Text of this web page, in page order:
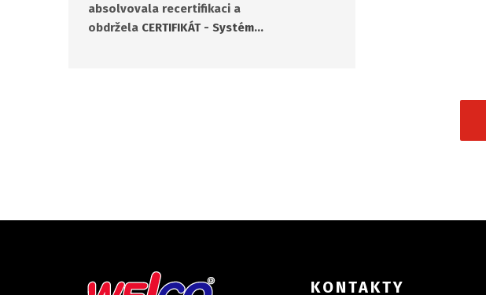
absolvovala recertifikaci a
obdržela CERTIFIKÁT - Systém…
KONTAKTY